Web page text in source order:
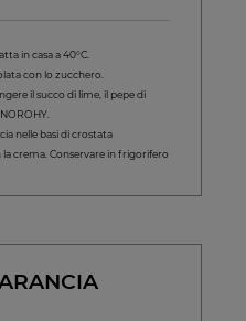
in casa a 40°C.
con lo zucchero.
il succo di lime, il pepe di
nelle basi di crostata
crema. Conservare in frigorifero